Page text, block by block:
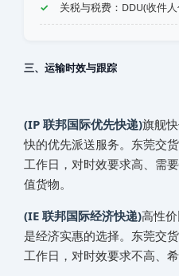
关税与税费：DDU(收件
三、运输时效与跟踪
(IP 联邦国际优先快递)旗舰
快的优先派送服务。东莞交
工作日，对时效要求高、需
值货物。
(IE 联邦国际经济快递)高性
是经济实惠的选择。东莞交
工作日，对时效要求不高、